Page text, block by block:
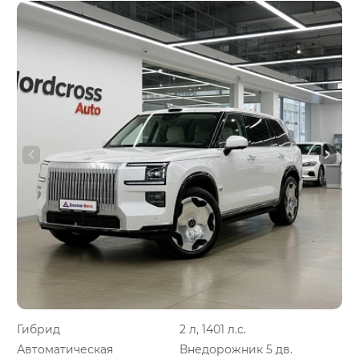
Гибрид
2 л, 1401 л.с.
Автоматическая
Внедорожник 5 дв.